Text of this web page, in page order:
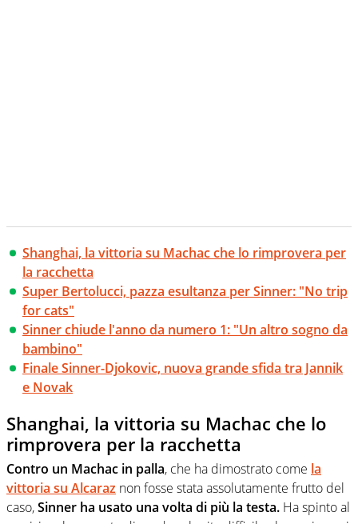
Shanghai, la vittoria su Machac che lo rimprovera per
la racchetta
Super Bertolucci, pazza esultanza per Sinner: "No trip
for cats"
Sinner chiude l'anno da numero 1: "Un altro sogno da
bambino"
Finale Sinner-Djokovic, nuova grande sfida tra Jannik
e Novak
Shanghai, la vittoria su Machac che lo
rimprovera per la racchetta
Contro un Machac in palla, che ha dimostrato come la
vittoria su Alcaraz non fosse stata assolutamente frutto del
caso,Sinner ha usato una volta di più la testa. Ha spinto al